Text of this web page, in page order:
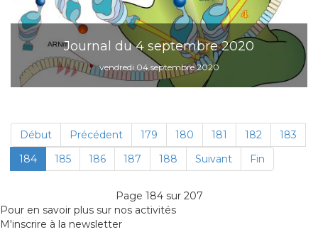
Journal du 4 septembre 2020
vendredi 04 septembre 2020
Début Précédent 179 180 181 182
183
184
185 186 187 188 Suivant Fin
Page 184 sur 207
Pour en savoir plus sur nos activités
M'inscrire à la newsletter